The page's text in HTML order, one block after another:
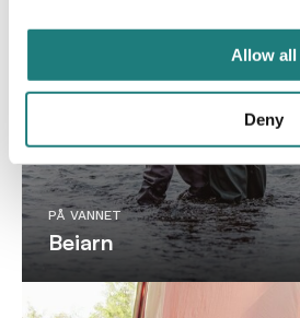
Allow all
Deny
PÅ VANNET
Beiarn